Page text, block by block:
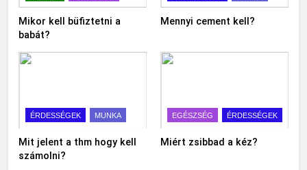
Mikor kell büfiztetni a
babát?
Mennyi cement kell?
ÉRDESSÉGEK MUNKA
Mit jelent a thm hogy kell
számolni?
EGÉSZSÉG ÉRDESSÉGEK
Miért zsibbad a kéz?